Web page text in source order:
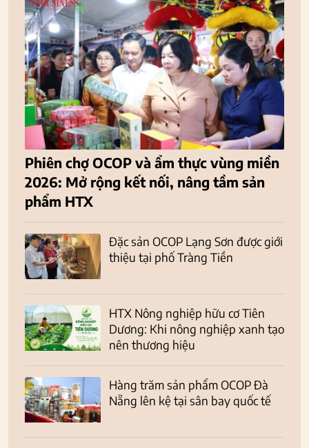
Phiên chợ OCOP và ẩm thực vùng miền
2026: Mở rộng kết nối, nâng tầm sản
phẩm HTX
Đặc sản OCOP Lạng Sơn được giới
thiệu tại phố Tràng Tiền
HTX Nông nghiệp hữu cơ Tiên
Dương: Khi nông nghiệp xanh tạo
nên thương hiệu
Hàng trăm sản phẩm OCOP Đà
Nẵng lên kệ tại sân bay quốc tế